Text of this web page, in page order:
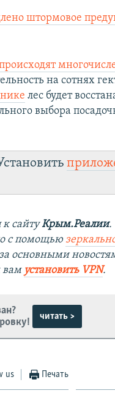
штормовое
на сотнях
лес будет
выбора
к сайтуКрым.Реалии.
с помощью
основными
вам установить VPN.
читать >
us Печать